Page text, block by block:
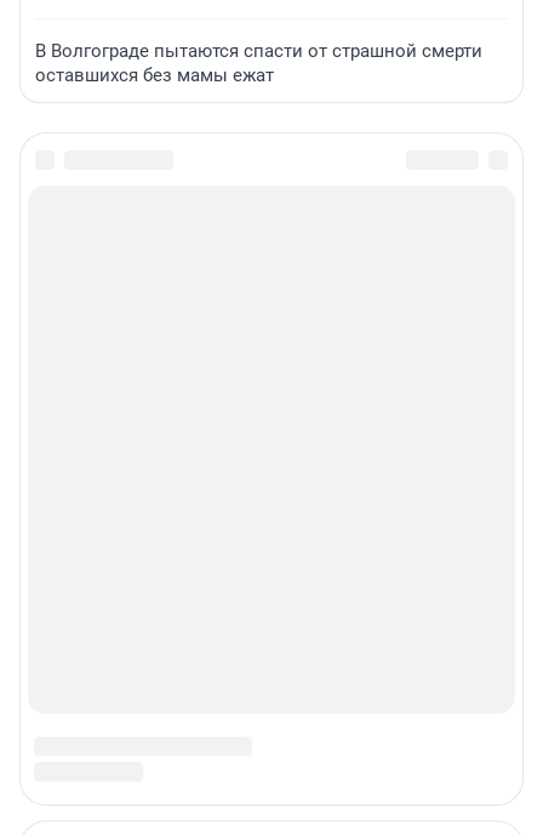
В Волгограде пытаются спасти от страшной смерти
оставшихся без мамы ежат